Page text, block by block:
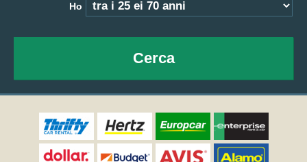
Ho
Cerca